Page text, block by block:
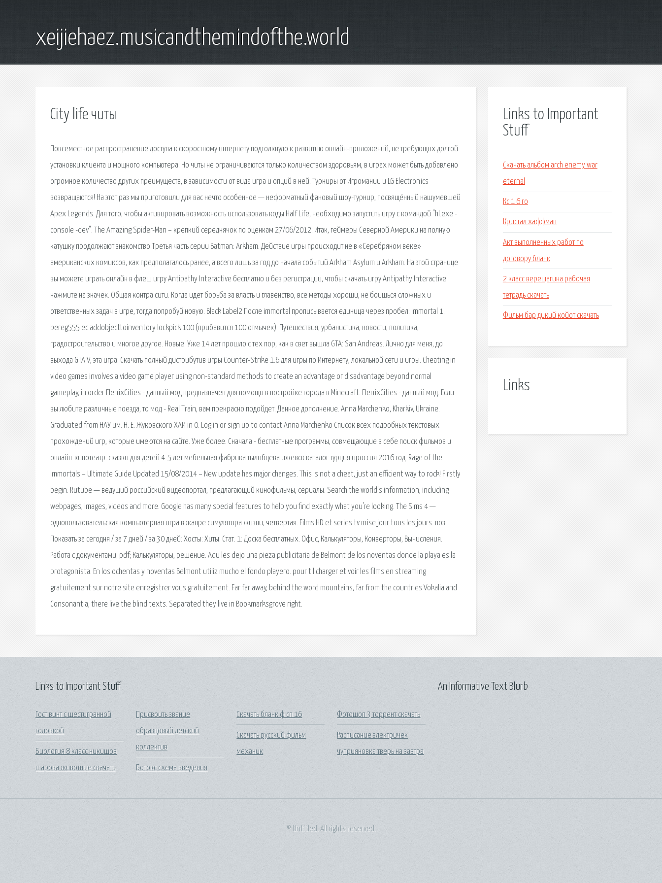
xeijiehaez.musicandthemindofthe.world
City life читы
Повсеместное распространение доступа к скоростному интернету подтолкнуло к развитию онлайн-приложений, не требующих долгой
установки клиента и мощного компьютера. Но читы не ограничиваются только количеством здоровьям, в играх может быть добавлено
огромное количество других преимуществ, в зависимости от вида игра и опций в ней. Турниры от Игромании и LG Electronics
возвращаются! На этот раз мы приготовили для вас нечто особенное — неформатный фановый шоу-турнир, посвящённый нашумевшей
Apex Legends. Для того, чтобы активировать возможность использовать коды Half Life, необходимо запустить игру с командой "hl.exe -
console -dev". The Amazing Spider-Man – крепкий середнячок по оценкам 27/06/2012: Итак, геймеры Северной Америки на полную
катушку продолжают знакомство Третья часть серии Batman: Arkham. Действие игры происходит не в «Серебряном веке»
американских комиксов, как предполагалось ранее, а всего лишь за год до начала событий Arkham Asylum и Arkham. На этой странице
вы можете играть онлайн в флеш игру Antipathy Interactive бесплатно и без регистрации, чтобы скачать игру Antipathy Interactive
нажмите на значёк. Общая контра сити. Когда идет борьба за власть и главенство, все методы хороши, не боишься сложных и
ответственных задач в игре, тогда попробуй новую. Black Label2 После immortal прописывается единица через пробел: immortal 1.
bereg555 ec.addobjecttoinventory lockpick 100 (прибавится 100 отмычек). Путешествия, урбанистика, новости, политика,
градостроительство и многое другое. Новые. Уже 14 лет прошло с тех пор, как в свет вышла GTA: San Andreas. Лично для меня, до
выхода GTA V, эта игра. Скачать полный дистрибутив игры Counter-Strike 1.6 для игры по Интернету, локальной сети и игры. Cheating in
video games involves a video game player using non-standard methods to create an advantage or disadvantage beyond normal
gameplay, in order FlenixCities - данный мод предназначен для помощи в постройке города в Minecraft. FlenixCities - данный мод. Если
вы любите различные поезда, то мод - Real Train, вам прекрасно подойдет. Данное дополнение. Anna Marchenko, Kharkiv, Ukraine.
Graduated from НАУ им. Н. Е. Жуковского ХАИ in 0. Log in or sign up to contact Anna Marchenko Список всех подробных текстовых
прохождений игр, которые имеются на сайте. Уже более. Сначала - бесплатные программы, совмещающие в себе поиск фильмов и
онлайн-кинотеатр. сказки для детей 4-5 лет мебельная фабрика тылибцева ижевск каталог турция ироссия 2016 год. Rage of the
Immortals – Ultimate Guide Updated 15/08/2014 – New update has major changes. This is not a cheat, just an efficient way to rock! Firstly
begin. Rutube — ведущий российский видеопортал, предлагающий кинофильмы, сериалы. Search the world's information, including
webpages, images, videos and more. Google has many special features to help you find exactly what you're looking. The Sims 4 —
однопользовательская компьютерная игра в жанре симулятора жизни, четвёртая. Films HD et series tv mise jour tous les jours. поз.
Показать за сегодня / за 7 дней / за 30 дней: Хосты: Хиты: Стат. 1: Доска бесплатных. Офис, Калькуляторы, Конверторы, Вычисления.
Работа с документами; pdf; Калькуляторы, решение. Aqu les dejo una pieza publicitaria de Belmont de los noventas donde la playa es la
protagonista. En los ochentas y noventas Belmont utiliz mucho el fondo playero. pour t l charger et voir les films en streaming
gratuitement sur notre site enregistrer vous gratuitement. Far far away, behind the word mountains, far from the countries Vokalia and
Consonantia, there live the blind texts. Separated they live in Bookmarksgrove right.
Links to Important
Stuff
Скачать альбом arch enemy war
eternal
Кс 1 6 го
Кристал хаффман
Акт выполненных работ по
договору бланк
2 класс верещагина рабочая
тетрадь скачать
Фильм бар дикий койот скачать
Links
Links to Important Stuff
Гост винт с шестигранной
головкой
Биология 8 класс никишов
шарова животные скачать
Присвоить звание
образцовый детский
коллектив
Ботокс схема введения
Скачать бланк ф сп 16
Скачать русский фильм
механик
Фотошоп 3 торрент скачать
Расписание электричек
чуприяновка тверь на завтра
An Informative Text Blurb
© Untitled. All rights reserved.